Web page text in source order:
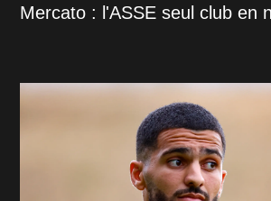
Mercato : l'ASSE seul club en